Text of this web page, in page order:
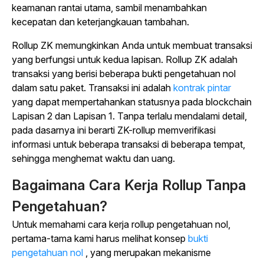
keamanan rantai utama, sambil menambahkan
kecepatan dan keterjangkauan tambahan.
Rollup ZK memungkinkan Anda untuk membuat transaksi
yang berfungsi untuk kedua lapisan. Rollup ZK adalah
transaksi yang berisi beberapa bukti pengetahuan nol
dalam satu paket. Transaksi ini adalah kontrak pintar
yang dapat mempertahankan statusnya pada blockchain
Lapisan 2 dan Lapisan 1. Tanpa terlalu mendalami detail,
pada dasarnya ini berarti ZK-rollup memverifikasi
informasi untuk beberapa transaksi di beberapa tempat,
sehingga menghemat waktu dan uang.
Bagaimana Cara Kerja Rollup Tanpa
Pengetahuan?
Untuk memahami cara kerja rollup pengetahuan nol,
pertama-tama kami harus melihat konsep bukti
pengetahuan nol , yang merupakan mekanisme